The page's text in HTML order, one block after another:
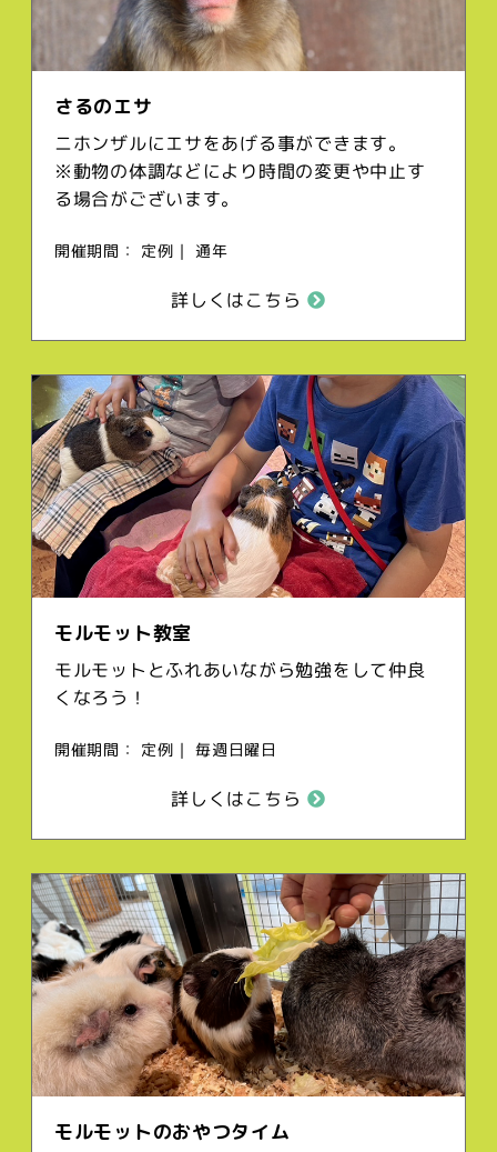
さるのエサ
ニホンザルにエサをあげる事ができます。
※動物の体調などにより時間の変更や中止す
る場合がございます。
開催期間： 定例｜ 通年
詳しくはこちら
モルモット教室
モルモットとふれあいながら勉強をして仲良
くなろう！
開催期間： 定例｜ 毎週日曜日
詳しくはこちら
モルモットのおやつタイム